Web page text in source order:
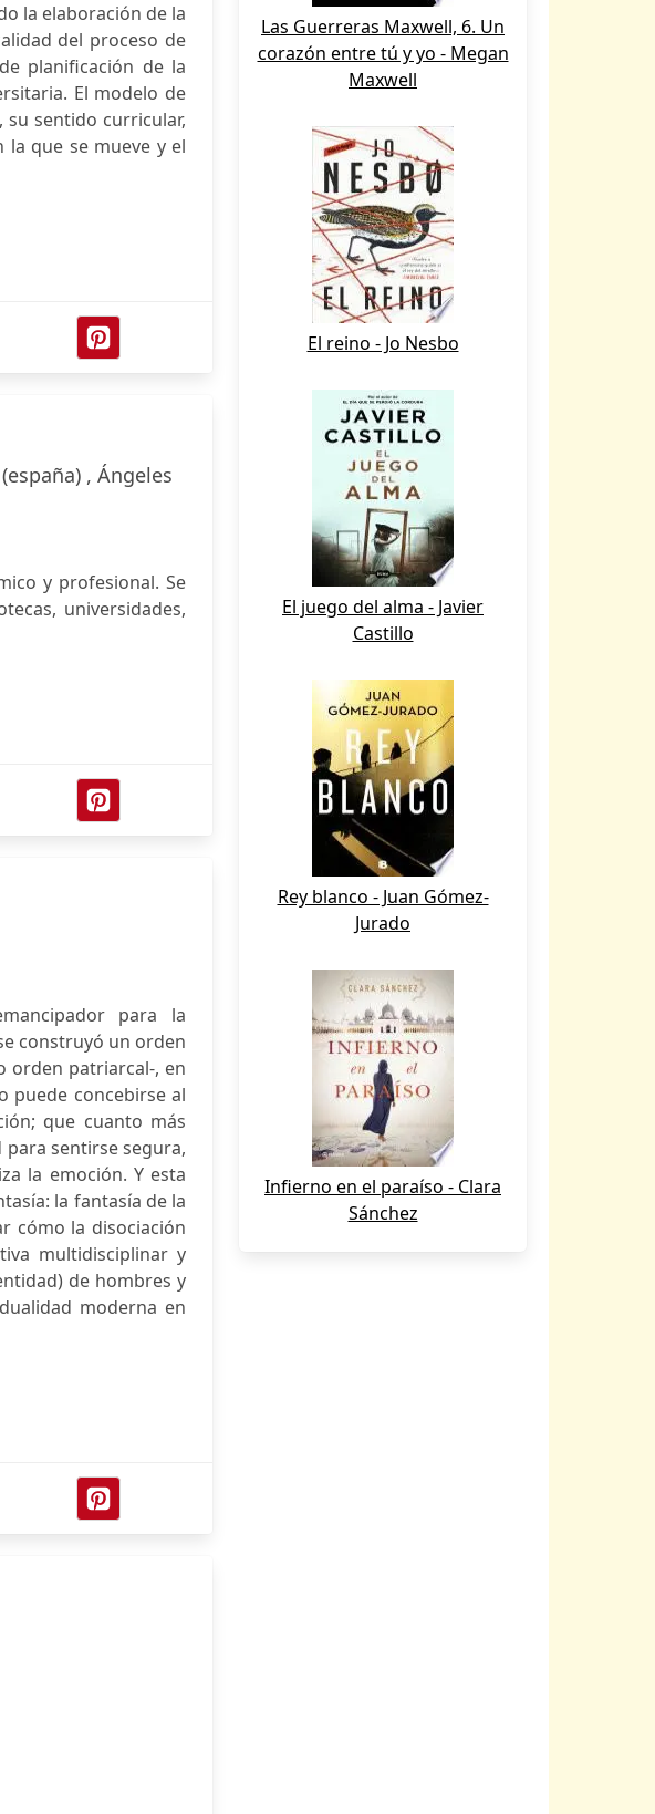
la elaboración de la
del proceso de
planificación de la
El modelo de
sentido curricular,
que se mueve y el
, Ángeles
y profesional. Se
universidades,
para la
construyó un orden
orden patriarcal-, en
puede concebirse al
que cuanto más
sentirse segura,
la emoción. Y esta
la fantasía de la
cómo la disociación
multidisciplinar y
de hombres y
moderna en
Las Guerreras Maxwell, 6. Un
corazón entre tú y yo - Megan
Maxwell
El reino - Jo Nesbo
El juego del alma - Javier
Castillo
Rey blanco - Juan Gómez-
Jurado
Infierno en el paraíso - Clara
Sánchez